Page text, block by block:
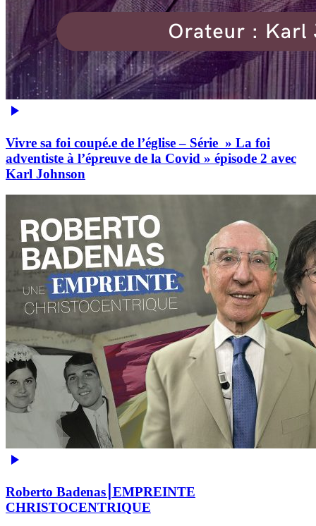
Vivre sa foi coupé.e de l’église – Série » La foi
adventiste à l’épreuve de la Covid » épisode 2 avec
Karl Johnson
Roberto Badenas⎮EMPREINTE
CHRISTOCENTRIQUE